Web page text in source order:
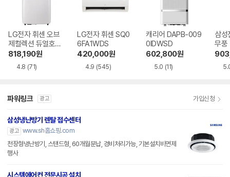
LG전자 휘센 오브
제컬렉션 듀얼호스
PQ08FDWBS
818,190원
4.8 (71)
LG전자 휘센 SQ0
6FA1WDS
420,000원
4.9 (545)
캐리어 DAPB-009
0IDWSD
602,800원
5.0 (11)
삼성
무풍
파워링크 광고 가입신청
삼성냉난방기 렌탈 접수센터
광고 www.sh홈쇼핑.com
천장형냉난방기, 스탠드형, 60개월분납, 경비처리가능, 기본설치비면제
행사
시스템에어컨 전문시공 설치